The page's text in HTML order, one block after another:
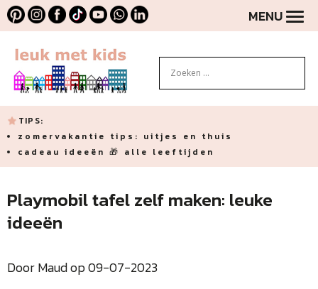
MENU
TIPS:
zomervakantie tips: uitjes en thuis
cadeau ideeën 🎁 alle leeftijden
Playmobil tafel zelf maken: leuke
ideeën
Door Maud op 09-07-2023